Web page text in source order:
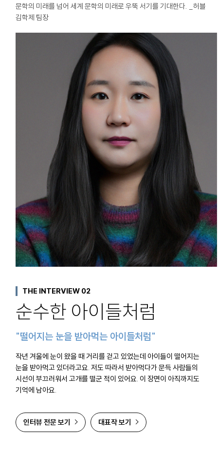
문학의 미래를 넘어 세계 문학의 미래로 우뚝 서기를 기대한다. _허블
김학제 팀장
THE INTERVIEW 02
순수한 아이들처럼
"떨어지는 눈을 받아먹는 아이들처럼"
작년 겨울에 눈이 왔을 때 거리를 걷고 있었는데 아이들이 떨어지는
눈을 받아먹고 있더라고요. 저도 따라서 받아먹다가 문득 사람들의
시선이 부끄러워서 고개를 떨군 적이 있어요. 이 장면이 아직까지도
기억에 남아요.
인터뷰 전문 보기 대표작 보기